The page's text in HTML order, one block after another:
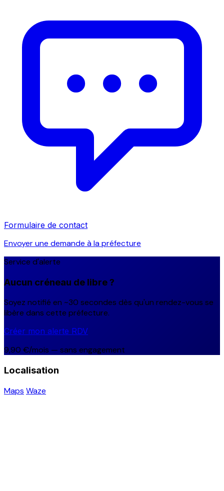
Formulaire de contact
Envoyer une demande à la préfecture
Service d'alerte
Aucun créneau de libre ?
Soyez notifié en ~30 secondes dès qu'un rendez-vous se
libère dans cette préfecture.
Créer mon alerte RDV
9,90 €/mois — sans engagement
Localisation
Maps Waze